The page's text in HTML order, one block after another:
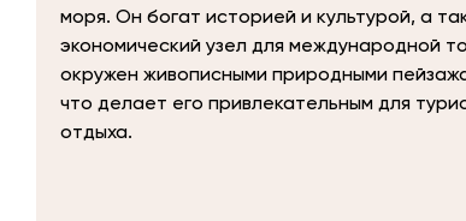
моря. Он богат историей и культурой, а
экономический узел для международной
окружен живописными природными
что делает его привлекательным для
отдыха.